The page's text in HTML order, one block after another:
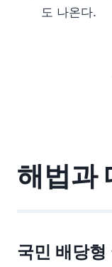
도 나온다.
해법과
국민 배당